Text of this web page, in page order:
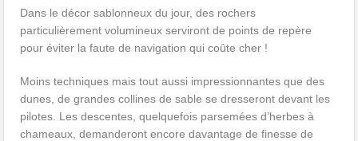
Dans le décor sablonneux du jour, des rochers
particulièrement volumineux serviront de points de repère
pour éviter la faute de navigation qui coûte cher !
Moins techniques mais tout aussi impressionnantes que des
dunes, de grandes collines de sable se dresseront devant les
pilotes. Les descentes, quelquefois parsemées d’herbes à
chameaux, demanderont encore davantage de finesse de